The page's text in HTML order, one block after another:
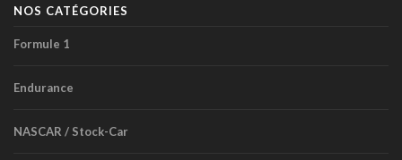
NOS CATÉGORIES
Formule 1
Endurance
NASCAR / Stock-Car